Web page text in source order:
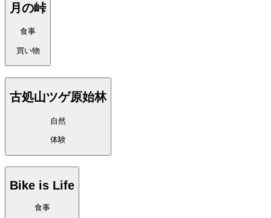
月の峠
食事
買い物
古処山ツゲ原始林
自然
体験
Bike is Life
食事